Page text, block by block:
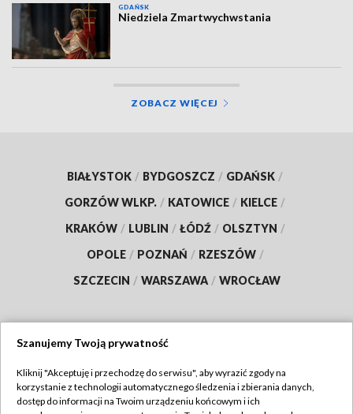
GDAŃSK
Niedziela Zmartwychwstania
ZOBACZ WIĘCEJ
BIAŁYSTOK / BYDGOSZCZ / GDAŃSK /
GORZÓW WLKP. / KATOWICE / KIELCE /
KRAKÓW / LUBLIN / ŁÓDŹ / OLSZTYN /
OPOLE / POZNAŃ / RZESZÓW /
SZCZECIN / WARSZAWA / WROCŁAW
TVP
Szanujemy Twoją prywatność
Kliknij "Akceptuję i przechodzę do serwisu", aby wyrazić zgody na
korzystanie z technologii automatycznego śledzenia i zbierania danych,
dostęp do informacji na Twoim urządzeniu końcowym i ich